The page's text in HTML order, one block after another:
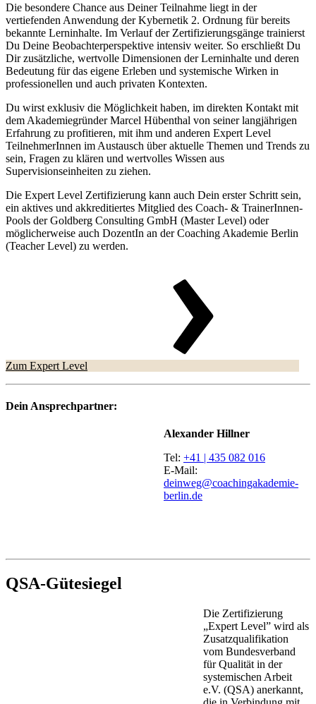
Die besondere Chance aus Deiner Teilnahme liegt in der
vertiefenden Anwendung der Kybernetik 2. Ordnung für bereits
bekannte Lerninhalte. Im Verlauf der Zertifizierungsgänge trainierst
Du Deine Beobachterperspektive intensiv weiter. So erschließt Du
Dir zusätzliche, wertvolle Dimensionen der Lerninhalte und deren
Bedeutung für das eigene Erleben und systemische Wirken in
professionellen und auch privaten Kontexten.
Du wirst exklusiv die Möglichkeit haben, im direkten Kontakt mit
dem Akademiegründer Marcel Hübenthal von seiner langjährigen
Erfahrung zu profitieren, mit ihm und anderen Expert Level
TeilnehmerInnen im Austausch über aktuelle Themen und Trends zu
sein, Fragen zu klären und wertvolles Wissen aus
Supervisionseinheiten zu ziehen.
Die Expert Level Zertifizierung kann auch Dein erster Schritt sein,
ein aktives und akkreditiertes Mitglied des Coach- & TrainerInnen-
Pools der Goldberg Consulting GmbH (Master Level) oder
möglicherweise auch DozentIn an der Coaching Akademie Berlin
(Teacher Level) zu werden.
Zum Expert Level
Dein Ansprechpartner:
Alexander Hillner
Tel: +41 | 435 082 016
E-Mail:
deinweg@coachingakademie-
berlin.de
QSA-Gütesiegel
Die Zertifizierung
„Expert Level” wird als
Zusatzqualifikation
vom Bundesverband
für Qualität in der
systemischen Arbeit
e.V. (QSA) anerkannt,